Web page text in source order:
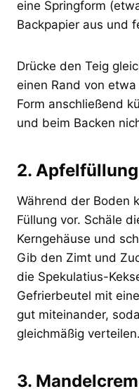
eine Springform
Backpapier aus und
Drücke den Teig
einen Rand von
Form anschließend
und beim Backen
2.
Während der Boden
Füllung vor. Schäle
Kerngehäuse und
Gib den Zimt und
die Spekulatius-
Gefrierbeutel mit
gut miteinander,
gleichmäßig verteilen.
3.